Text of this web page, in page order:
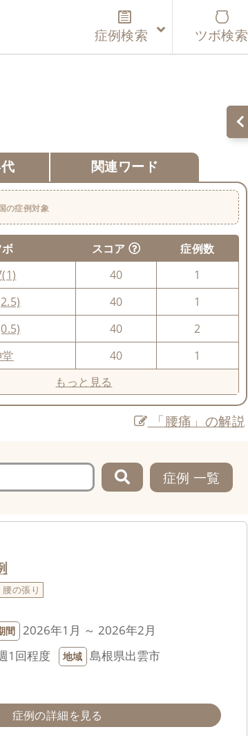
症例検索 ツボ検索
関連ワード
の症例対象
スコア
症例数
40
1
40
1
40
2
40
1
もっと見る
「腰痛」の解説
症例 一覧
腰の張り
間 2026年1月 ～ 2026年2月
1回程度 地域 島根県出雲市
症例の詳細を見る